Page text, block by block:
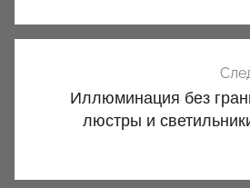
Иллюминация без
люстры и